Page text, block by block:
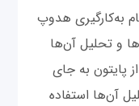
به‌کارگیری هدوپ
و تحلیل آن‌ها
پایتون به جای
آن‌ها استفاده